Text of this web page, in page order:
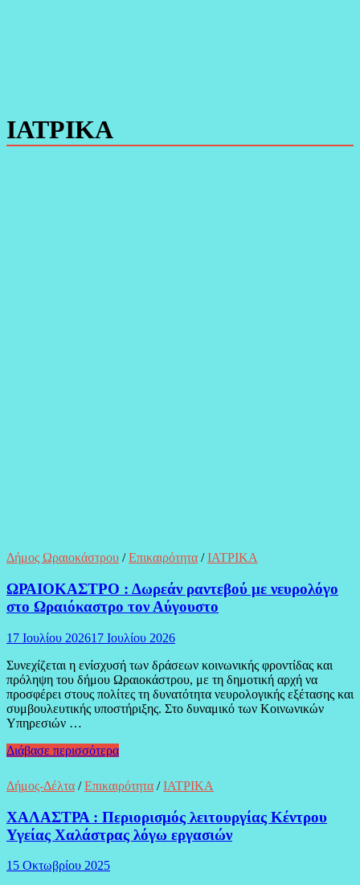
ΙΑΤΡΙΚΑ
Δήμος Ωραιοκάστρου /Επικαιρότητα /ΙΑΤΡΙΚΑ
ΩΡΑΙΟΚΑΣΤΡΟ : Δωρεάν ραντεβού με νευρολόγο
στο Ωραιόκαστρο τον Αύγουστο
17 Ιουλίου 202617 Ιουλίου 2026
Συνεχίζεται η ενίσχυσή των δράσεων κοινωνικής φροντίδας και
πρόληψη του δήμου Ωραιοκάστρου, με τη δημοτική αρχή να
προσφέρει στους πολίτες τη δυνατότητα νευρολογικής εξέτασης και
συμβουλευτικής υποστήριξης. Στο δυναμικό των Κοινωνικών
Υπηρεσιών …
ΩΡΑΙΟΚΑΣΤΡΟ
Δωρεάν
ραντεβού
νευρολόγο
στο
τον
Διάβασε περισσότερα
Δήμος-Δέλτα /Επικαιρότητα /ΙΑΤΡΙΚΑ
ΧΑΛΑΣΤΡΑ : Περιορισμός λειτουργίας Κέντρου
Υγείας Χαλάστρας λόγω εργασιών
15 Οκτωβρίου 2025